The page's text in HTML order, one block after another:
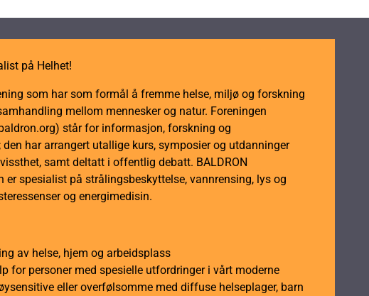
på Helhet!
som har som formål å fremme helse, miljø og forskning
mellom mennesker og natur. Foreningen
står for informasjon, forskning og
den har arrangert utallige kurs, symposier og utdanninger
samt deltatt i offentlig debatt. BALDRON
er spesialist på strålingsbeskyttelse, vannrensing, lys og
og energimedisin.
av helse, hjem og arbeidsplass
for personer med spesielle utfordringer i vårt moderne
eller overfølsomme med diffuse helseplager, barn